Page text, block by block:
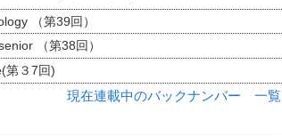
（第39回）
（第38回）
第３7回)
現在連載中のバックナンバー 一覧